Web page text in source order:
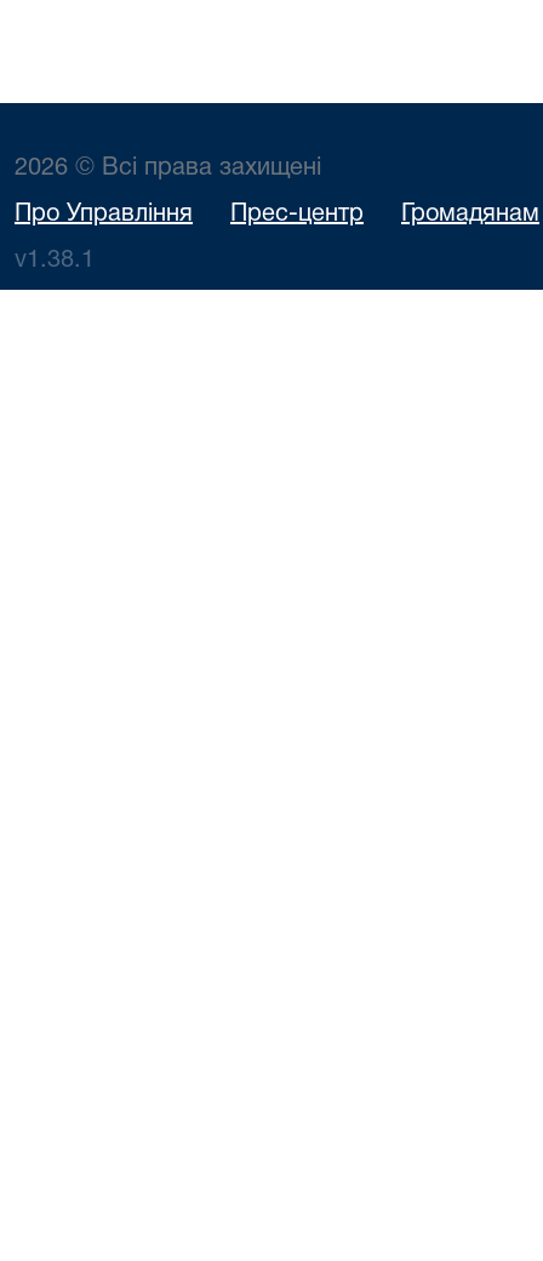
2026 © Всі права захищені
Про Управління Прес-центр Громадянам
v1.38.1